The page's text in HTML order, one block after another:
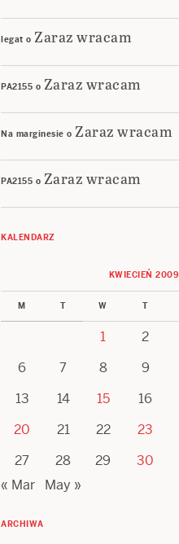
legat o Zaraz wracam
PA2155 o Zaraz wracam
Na marginesie o Zaraz wracam
PA2155 o Zaraz wracam
KALENDARZ
KWIECIEŃ 2009
M T W T
1 2
6
7 8 9
13
14 15 16
20
21 22 23
27
28 29
30
« Mar
May »
ARCHIWA